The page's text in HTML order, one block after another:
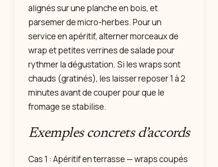
alignés sur une planche en bois, et
parsemer de micro-herbes. Pour un
service en apéritif, alterner morceaux de
wrap et petites verrines de salade pour
rythmer la dégustation. Si les wraps sont
chauds (gratinés), les laisser reposer 1 à 2
minutes avant de couper pour que le
fromage se stabilise.
Exemples concrets d’accords
Cas 1 : Apéritif en terrasse — wraps coupés